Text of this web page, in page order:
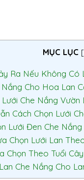
MỤC LỤC [
Ra Nếu Không Có
Nắng Cho Hoa Lan
Che Nắng Vườn
Cách Chọn Lưới
Lưới Đen Che
Chọn Lưới Lan
Chọn Theo Tuổi Cây
Che Nắng Cho